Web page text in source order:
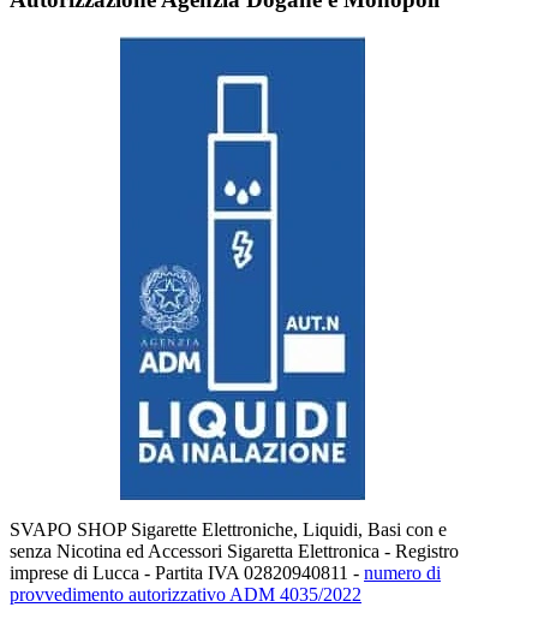
SVAPO SHOP Sigarette Elettroniche, Liquidi, Basi con e
senza Nicotina ed Accessori Sigaretta Elettronica - Registro
imprese di Lucca - Partita IVA 02820940811 - numero di
provvedimento autorizzativo ADM 4035/2022